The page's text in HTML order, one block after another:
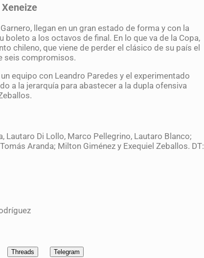
llegan en un gran estado de forma y con la
a los octavos de final. En lo que va de la Copa,
chileno, que viene de perder el clásico de su país el
seis compromisos.
equipo con Leandro Paredes y el experimentado
a la jerarquía para abastecer a la dupla ofensiva
Lautaro Di Lollo, Marco Pellegrino, Lautaro Blanco;
Aranda; Milton Giménez y Exequiel Zeballos. DT:
Threads Telegram